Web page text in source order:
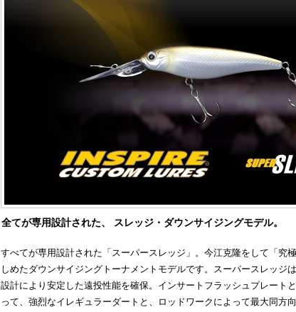
全てが専用設計された、 スレッジ・ダウンサイジングモデル。
すべてが専用設計された「スーパースレッジ」。今江克隆をして「究
しめたダウンサイジングトーナメントモデルです。スーパースレッジ
設計により安定した遠投性能を確保。インサートフラッシュプレート
って、強烈なイレギュラーダートと、ロッドワークによって最大同方